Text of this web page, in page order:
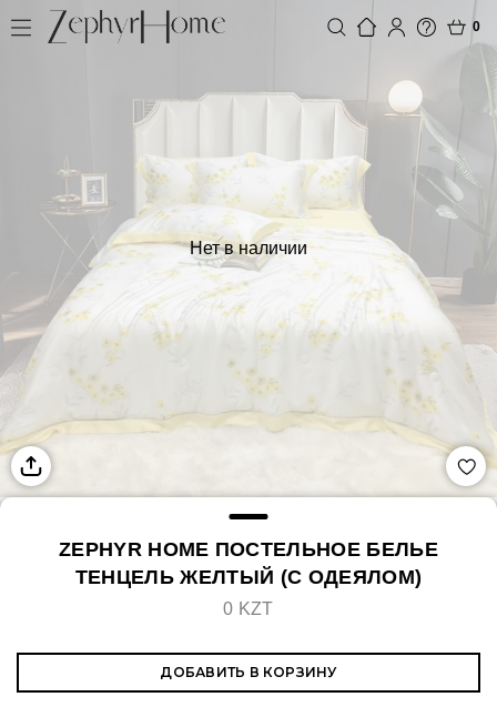
0
Нет в наличии
ZEPHYR HOME ПОСТЕЛЬНОЕ БЕЛЬЕ
ТЕНЦЕЛЬ ЖЕЛТЫЙ (С ОДЕЯЛОМ)
0 KZT
ДОБАВИТЬ В КОРЗИНУ